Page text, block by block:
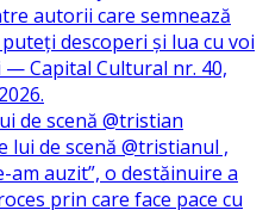
de scenă @tristian